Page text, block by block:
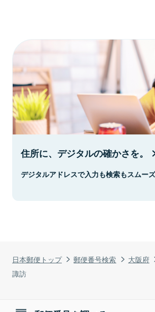
日本郵便トップ 郵便番号検索 大阪府
諏訪
住所に、デジタルの確かさを。
デジタルアドレスで入力も検索もスムーズ